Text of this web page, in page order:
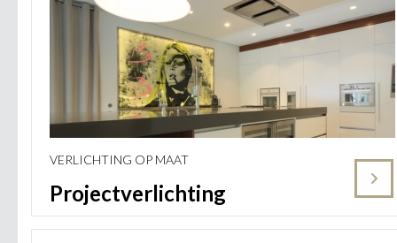
VERLICHTING OP MAAT
Projectverlichting